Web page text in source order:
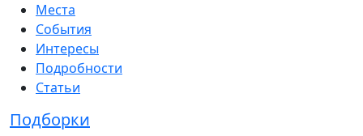
Места
События
Интересы
Подробности
Статьи
Подборки